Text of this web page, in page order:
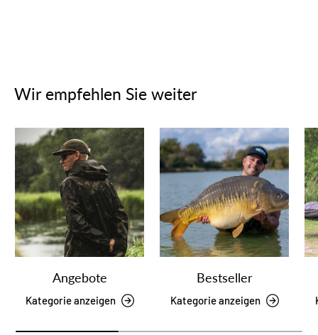
Wir empfehlen Sie weiter
Angebote
Kategorie anzeigen
Bestseller
Kategorie anzeigen